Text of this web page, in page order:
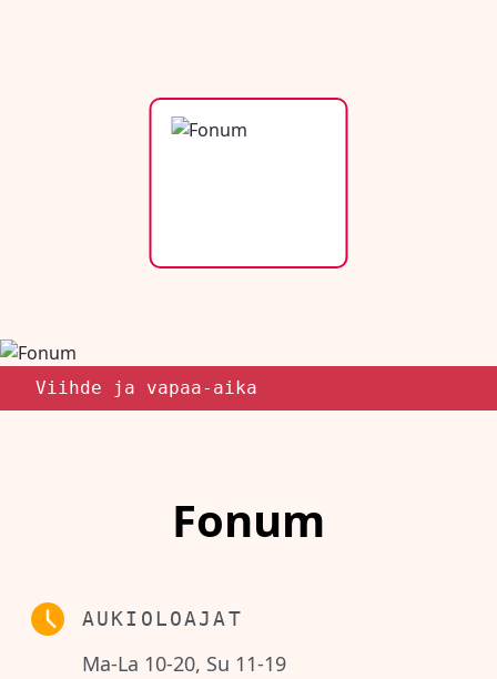
Viihde ja vapaa-aika
Fonum
AUKIOLOAJAT
Ma-La 10-20, Su 11-19